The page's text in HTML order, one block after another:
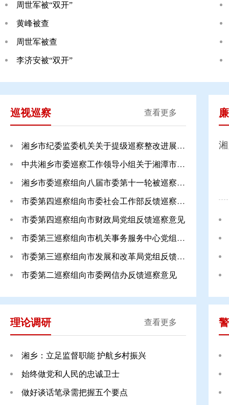
周世军被“双开”
黄峰被查
周世军被查
李济安被“双开”
巡视巡察 查看更多
湘乡市纪委监委机关关于提级巡察整改进展情况的
中共湘乡市委巡察工作领导小组关于湘潭市委提级
湘乡市委巡察组向八届市委第十一轮被巡察党组织
市委第四巡察组向市委社会工作部反馈巡察意见
市委第四巡察组向市财政局党组反馈巡察意见
市委第三巡察组向市机关事务服务中心党组反馈巡
市委第三巡察组向市发展和改革局党组反馈巡察意
市委第二巡察组向市委网信办反馈巡察意见
理论调研 查看更多
湘乡：立足监督职能 护航乡村振兴
始终做党和人民的忠诚卫士
做好谈话笔录需把握五个要点